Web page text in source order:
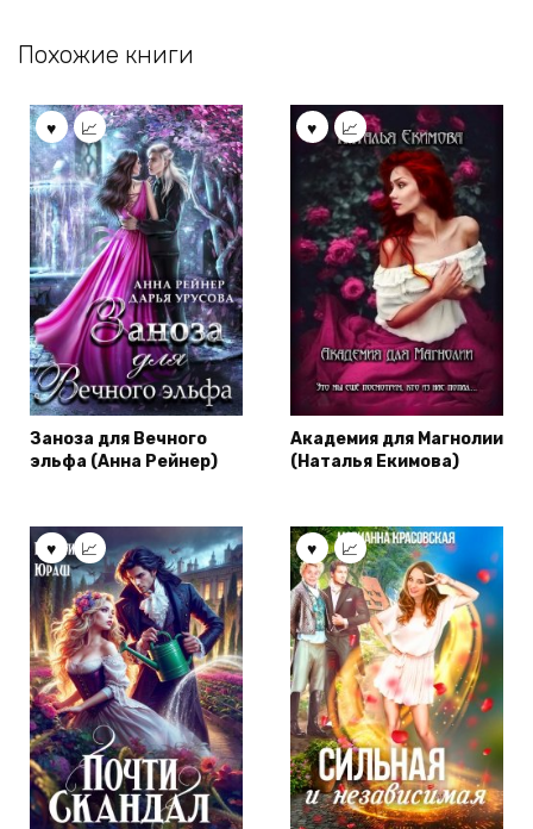
Похожие книги
Заноза для Вечного
эльфа (Анна Рейнер)
Академия для Магнолии
(Наталья Екимова)